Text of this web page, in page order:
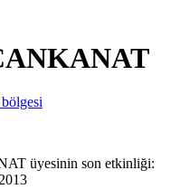
üyesinin son etkinliği: